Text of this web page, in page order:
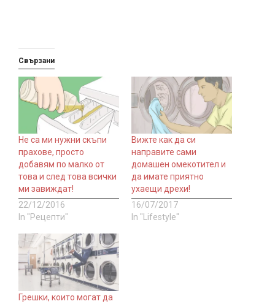
Свързани
Не са ми нужни скъпи
прахове, просто
добавям по малко от
това и след това всички
ми завиждат!
22/12/2016
In "Рецепти"
Вижте как да си
направите сами
домашен омекотител и
да имате приятно
ухаещи дрехи!
16/07/2017
In "Lifestyle"
Грешки, които могат да